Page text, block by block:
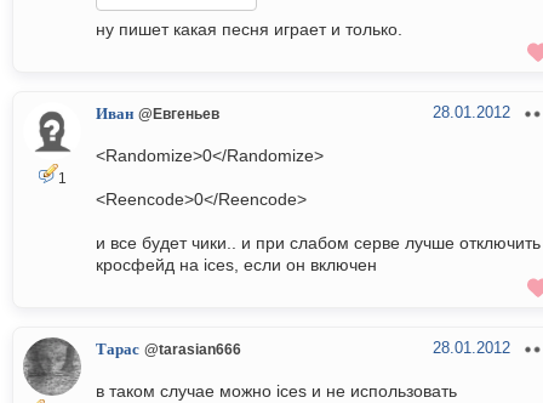
ну пишет какая песня играет и только.
1
Иван @Евгеньев 28.01.2012
<Randomize>0</Randomize>
<Reencode>0</Reencode>
и все будет чики.. и при слабом серве лучше отключить
кросфейд на ices, если он включен
Тарас @tarasian666 28.01.2012
в таком случае можно ices и не использовать